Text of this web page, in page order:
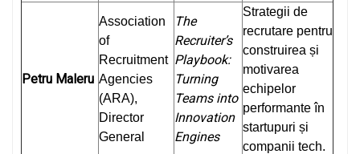
Petru Maleru
Association
of
Recruitment
Agencies
(ARA),
Director
General
The
Recruiter’s
Playbook:
Turning
Teams into
Innovation
Engines
Strategii de
recrutare pentru
construirea și
motivarea
echipelor
performante în
startupuri și
companii tech.